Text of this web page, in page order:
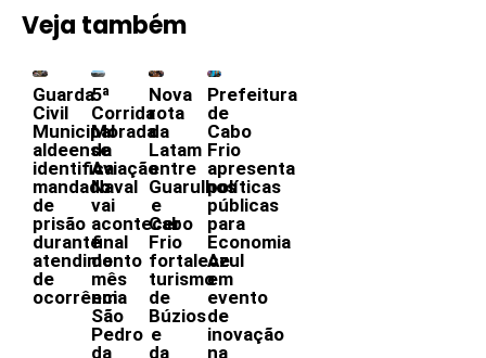
Veja também
Guarda
Civil
Municipal
aldeense
identifica
mandado
de
prisão
durante
atendimento
de
ocorrência
5ª
Corrida
Morada
da
Aviação
Naval
vai
acontecer
final
do
mês
em
São
Pedro
da
Nova
rota
da
Latam
entre
Guarulhos
e
Cabo
Frio
fortalece
turismo
de
Búzios
e
da
Prefeitura
de
Cabo
Frio
apresenta
políticas
públicas
para
Economia
Azul
em
evento
de
inovação
na